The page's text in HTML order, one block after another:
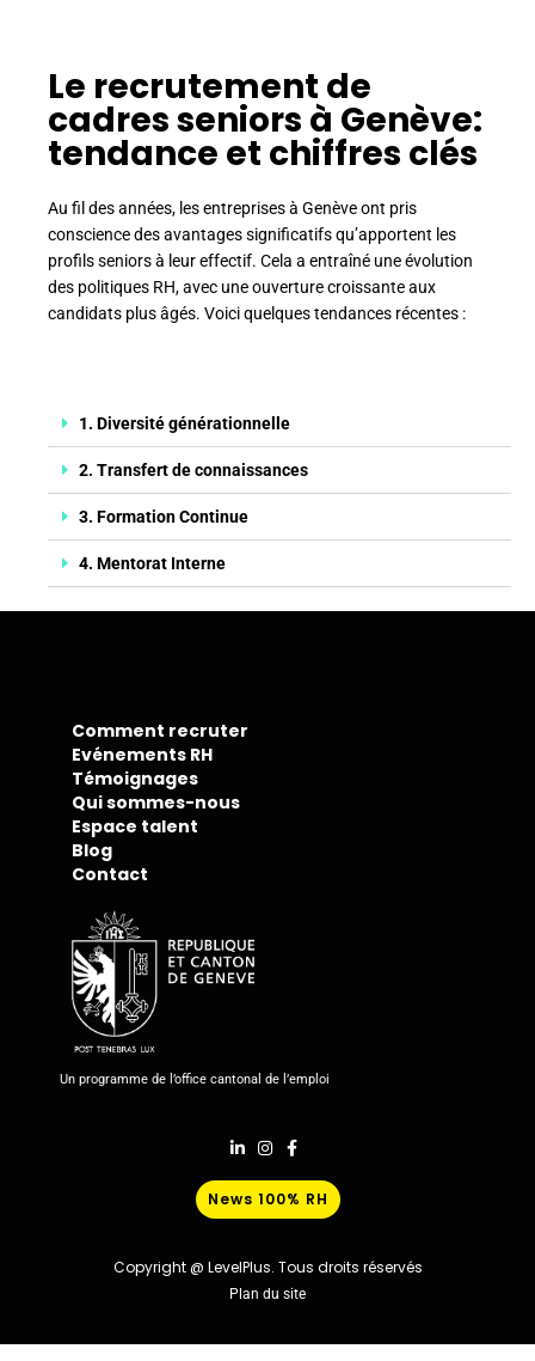
Le recrutement de
cadres seniors à Genève:
tendance et chiffres clés
Au fil des années, les entreprises à Genève ont pris
conscience des avantages significatifs qu’apportent les
profils seniors à leur effectif. Cela a entraîné une évolution
des politiques RH, avec une ouverture croissante aux
candidats plus âgés. Voici quelques tendances récentes :
1. Diversité générationnelle
2. Transfert de connaissances
3. Formation Continue
4. Mentorat Interne
Comment recruter
Evénements RH
Témoignages
Qui sommes-nous
Espace talent
Blog
Contact
Un programme de l’office cantonal de l’emploi
News 100% RH
Copyright @ LevelPlus. Tous droits réservés
Plan du site